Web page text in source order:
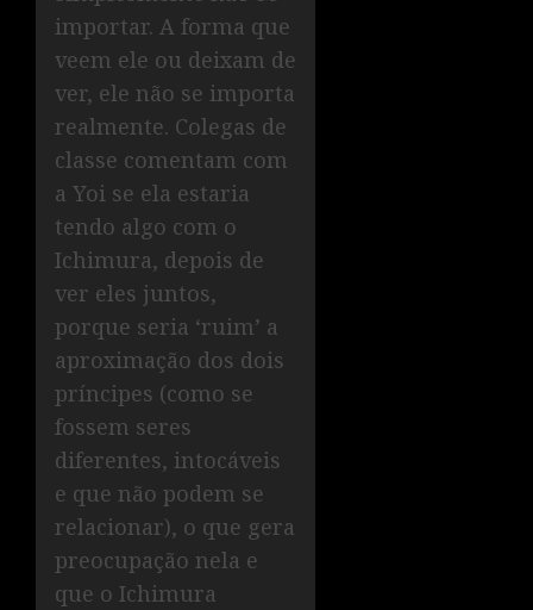
importar. A forma que
veem ele ou deixam de
ver, ele não se importa
realmente. Colegas de
classe comentam com
a Yoi se ela estaria
tendo algo com o
Ichimura, depois de
ver eles juntos,
porque seria ‘ruim’ a
aproximação dos dois
príncipes (como se
fossem seres
diferentes, intocáveis
e que não podem se
relacionar), o que gera
preocupação nela e
que o Ichimura